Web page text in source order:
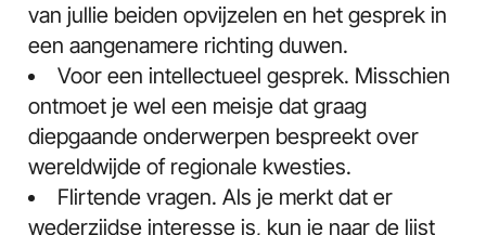
van jullie beiden opvijzelen en het gesprek in
een aangenamere richting duwen.
Voor een intellectueel gesprek. Misschien
ontmoet je wel een meisje dat graag
diepgaande onderwerpen bespreekt over
wereldwijde of regionale kwesties.
Flirtende vragen. Als je merkt dat er
wederzijdse interesse is, kun je naar de lijst